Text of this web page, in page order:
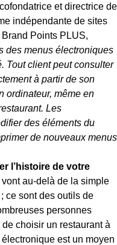
et directrice de
indépendante de sites
Points PLUS,
des menus électroniques
Tout client peut consulter
à partir de son
ordinateur, même en
Les
des éléments du
de nouveaux menus
l’histoire de votre
au-delà de la simple
ce sont des outils de
personnes
choisir un restaurant à
est un moyen